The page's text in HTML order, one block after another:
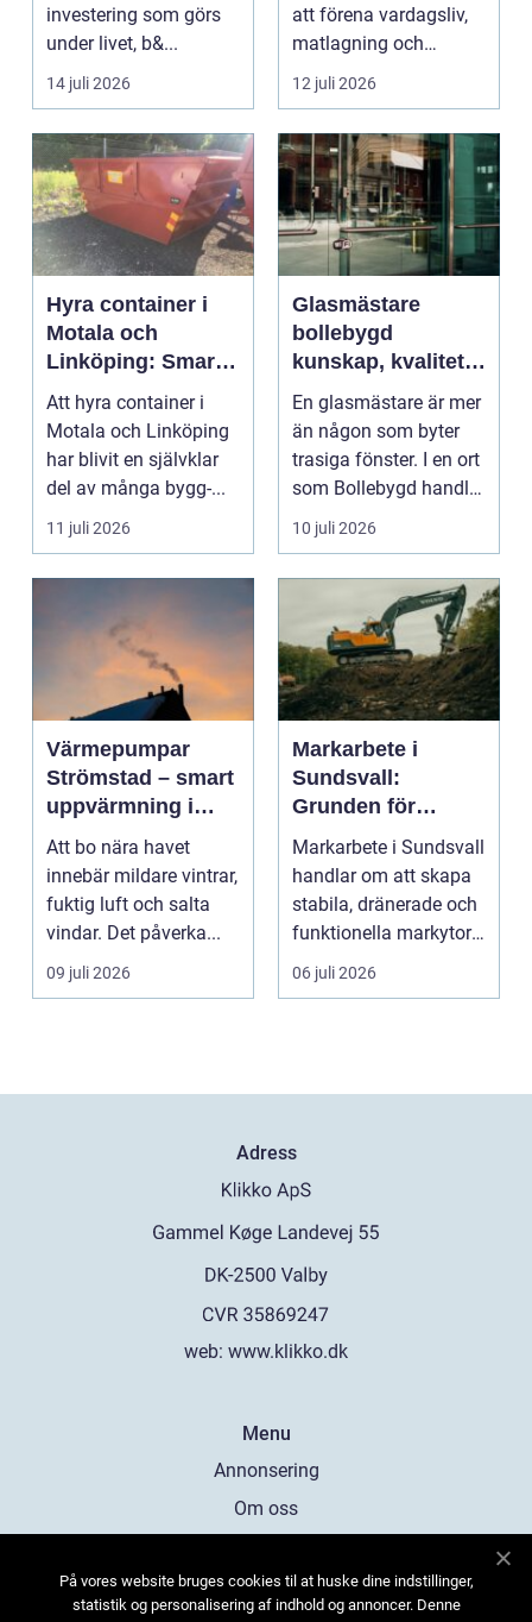
investering som görs
under livet, b&...
14 juli 2026
att förena vardagsliv,
matlagning och
umgänge i et...
12 juli 2026
Hyra container i
Motala och
Linköping: Smart
avfallshantering
för projekt i alla
storlekar
Att hyra container i
Motala och Linköping
har blivit en självklar
del av många bygg-...
11 juli 2026
Glasmästare
bollebygd
kunskap, kvalitet
och smarta
glaslösningar
En glasmästare är mer
än någon som byter
trasiga fönster. I en ort
som Bollebygd handlar
yrket lika ...
10 juli 2026
Värmepumpar
Strömstad – smart
uppvärmning i
kustklimat
Att bo nära havet
innebär mildare vintrar,
fuktig luft och salta
vindar. Det påverka...
09 juli 2026
Markarbete i
Sundsvall:
Grunden för
hållbara hus,
vägar och tomter
Markarbete i Sundsvall
handlar om att skapa
stabila, dränerade och
funktionella markytor
som kl...
06 juli 2026
Adress
web: www.klikko.dk
Menu
Annonsering
Om oss
Kontakta oss
På vores website bruges cookies til at huske dine indstillinger,
statistik og personalisering af indhold og annoncer. Denne